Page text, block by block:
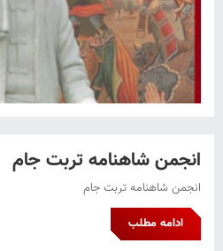
انجمن شاهنامه تربت جام
انجمن شاهنامه تربت جام
ادامه مطلب